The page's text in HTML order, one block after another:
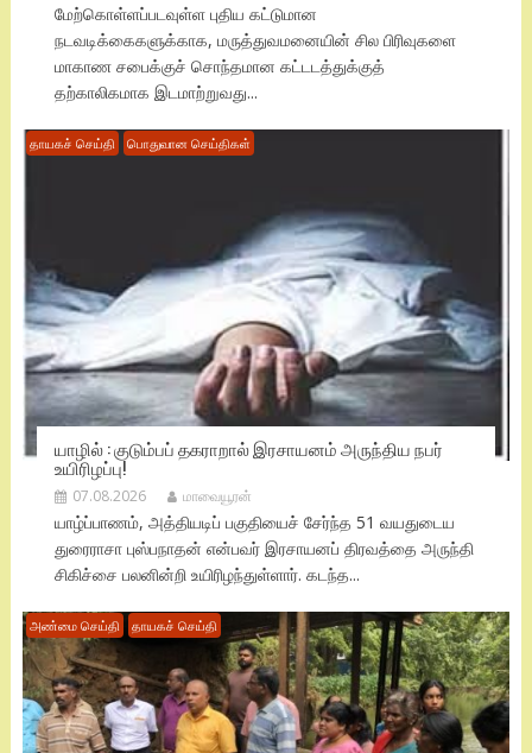
மேற்கொள்ளப்படவுள்ள புதிய கட்டுமான
நடவடிக்கைகளுக்காக, மருத்துவமனையின் சில பிரிவுகளை
மாகாண சபைக்குச் சொந்தமான கட்டடத்துக்குத்
தற்காலிகமாக இடமாற்றுவது...
தாயகச் செய்தி பொதுவான செய்திகள்
யாழில் : குடும்பப் தகராறால் இரசாயனம் அருந்திய நபர்
உயிரிழப்பு!
07.08.2026 மாவையூரன்
யாழ்ப்பாணம், அத்தியடிப் பகுதியைச் சேர்ந்த 51 வயதுடைய
துரைராசா புஸ்பநாதன் என்பவர் இரசாயனப் திரவத்தை அருந்தி
சிகிச்சை பலனின்றி உயிரிழந்துள்ளார். கடந்த...
அண்மை செய்தி தாயகச் செய்தி